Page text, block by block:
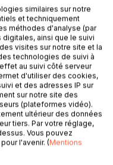
à l’Être » sont des
s’appuie sur les
guider le lecteur
un regard critique
similaires sur notre
et techniquement
méthodes d'analyse (par
ainsi que le suivi
visites sur notre site et la
technologies de suivi à
au suivi côté serveur
d'utiliser des cookies,
et des adresses IP sur
sur notre site des
(plateformes vidéo).
ultérieur des données
tiers. Par votre réglage,
Vous pouvez
l'avenir. (Mentions